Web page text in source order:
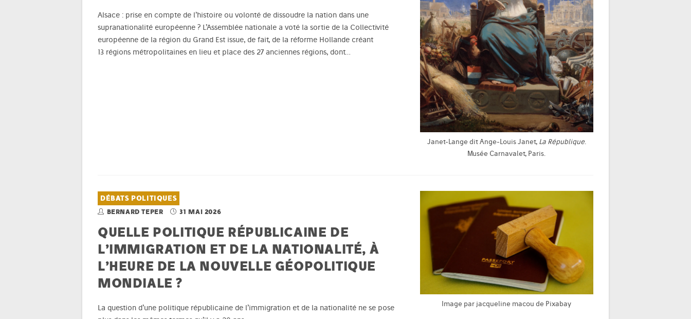
Alsace : prise en compte de l’histoire ou volonté de dissoudre la nation dans une
supranationalité européenne ? L’Assemblée nationale a voté la sortie de la Collectivité
européenne de la région du Grand Est issue, de fait, de la réforme Hollande créant
13 régions métropolitaines en lieu et place des 27 anciennes régions, dont…
Janet-Lange dit Ange-Louis Janet, La République.
Musée Carnavalet, Paris.
DÉBATS POLITIQUES
BERNARD TEPER 31 MAI 2026
QUELLE POLITIQUE RÉPUBLICAINE DE
L’IMMIGRATION ET DE LA NATIONALITÉ, À
L’HEURE DE LA NOUVELLE GÉOPOLITIQUE
MONDIALE ?
La question d’une politique républicaine de l’immigration et de la nationalité ne se pose
Image par jacqueline macou de Pixabay